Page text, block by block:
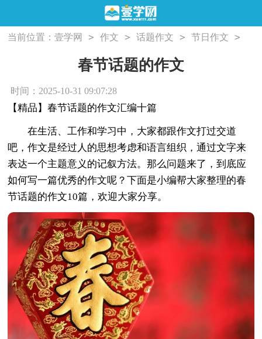
当前位置：壹学网 > 作文 > 话题作文 > 节日作文 >
春节话题的作文
时间：2025-10-31 09:07:28
【精品】春节话题的作文汇编十篇
在生活、工作和学习中，大家都跟作文打过交道
吧，作文是经过人的思想考虑和语言组织，通过文字来
表达一个主题意义的记叙方法。那么问题来了，到底应
如何写一篇优秀的作文呢？下面是小编帮大家整理的春
节话题的作文10篇，欢迎大家分享。